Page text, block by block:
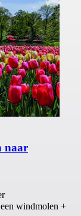
naar
windmolen +